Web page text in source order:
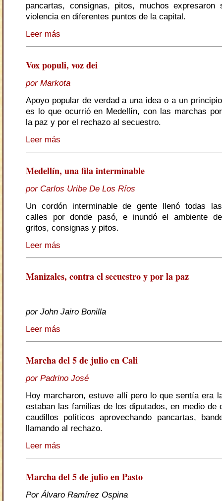
pancartas, consignas, pitos, muchos
violencia en diferentes puntos de la capital.
Leer más
Vox populi, voz dei
por Markota
Apoyo popular de verdad a una idea o a un principio
es lo que ocurrió en Medellín, con las marchas por
la paz y por el rechazo al secuestro.
Leer más
Medellín, una fila interminable
por Carlos Uribe De Los Ríos
Un cordón interminable de gente llenó todas las
calles por donde pasó, e inundó el ambiente de
gritos, consignas y pitos.
Leer más
Manizales, contra el secuestro y por la paz
por John Jairo Bonilla
Leer más
Marcha del 5 de julio en Cali
por Padrino José
Hoy marcharon, estuve allí pero lo que sentía era
estaban las familias de los diputados, en medio de
caudillos políticos aprovechando pancartas,
llamando al rechazo.
Leer más
Marcha del 5 de julio en Pasto
Por Álvaro Ramírez Ospina